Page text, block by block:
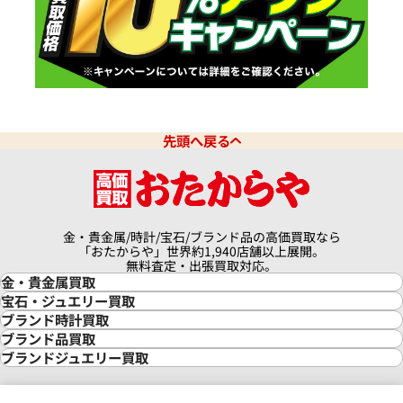
先頭へ戻る
金・貴金属/時計/宝石/ブランド品の高価買取なら
「おたからや」世界約1,940店舗以上展開。
無料査定・出張買取対応。
金・貴金属買取
金買取
金の相場価格情報
金の参考買取価格一覧
インゴット買取
インゴットの相場価格情報
24金買取
宝石・ジュエリー買取
宝石・ジュエリー買取
ダイヤモンド買取
ダイヤモンド・宝石の参考価格一覧
リング・結婚指輪買取
エメラルド買取
ブランド時計買取
時計買取
ロレックス買取
ロレックス デイトナ買取
ロレックス サブマリーナー買取
ブランド品買取
ブランド買取
ブランドジュエリー買取